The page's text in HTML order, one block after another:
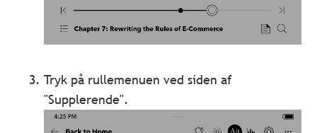
Tryk på rullemenuen ved siden af
"Supplerende".